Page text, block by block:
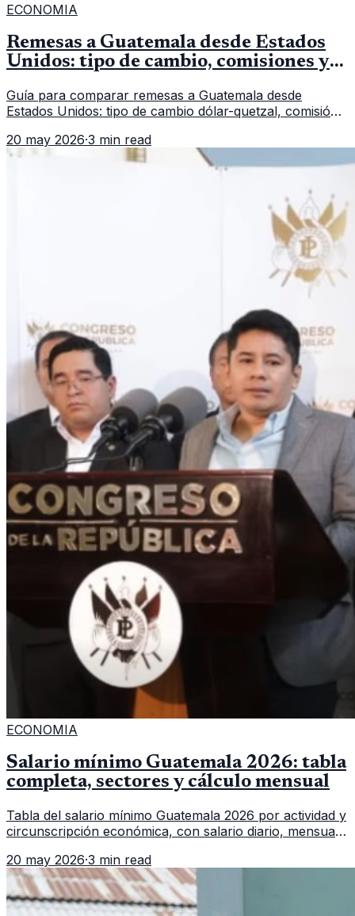
ECONOMIA
Remesas a Guatemala desde Estados
Unidos: tipo de cambio, comisiones y
Guía para comparar remesas a Guatemala desde
Estados Unidos: tipo de cambio dólar-quetzal, comisión,
recibido.
20 may 2026·3 min read
ECONOMIA
Salario mínimo Guatemala 2026: tabla
completa, sectores y cálculo mensual
Tabla del salario mínimo Guatemala 2026 por actividad y
circunscripción económica, con salario diario, mensual,
20 may 2026·3 min read